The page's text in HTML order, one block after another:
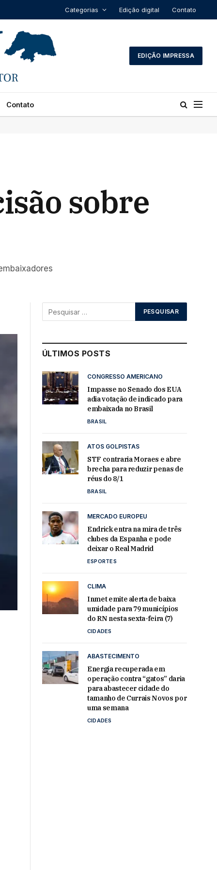
Categorias Edição digital Contato
EDIÇÃO IMPRESSA
Contato
sobre
ÚLTIMOS POSTS
CONGRESSO AMERICANO
Impasse no Senado dos EUA
adia votação de indicado para
embaixada no Brasil
BRASIL
ATOS GOLPISTAS
STF contraria Moraes e abre
brecha para reduzir penas de
réus do 8/1
BRASIL
MERCADO EUROPEU
Endrick entra na mira de três
clubes da Espanha e pode
deixar o Real Madrid
ESPORTES
CLIMA
Inmet emite alerta de baixa
umidade para 79 municípios
do RN nesta sexta-feira (7)
CIDADES
ABASTECIMENTO
Energia recuperada em
operação contra “gatos” daria
para abastecer cidade do
tamanho de Currais Novos por
uma semana
CIDADES